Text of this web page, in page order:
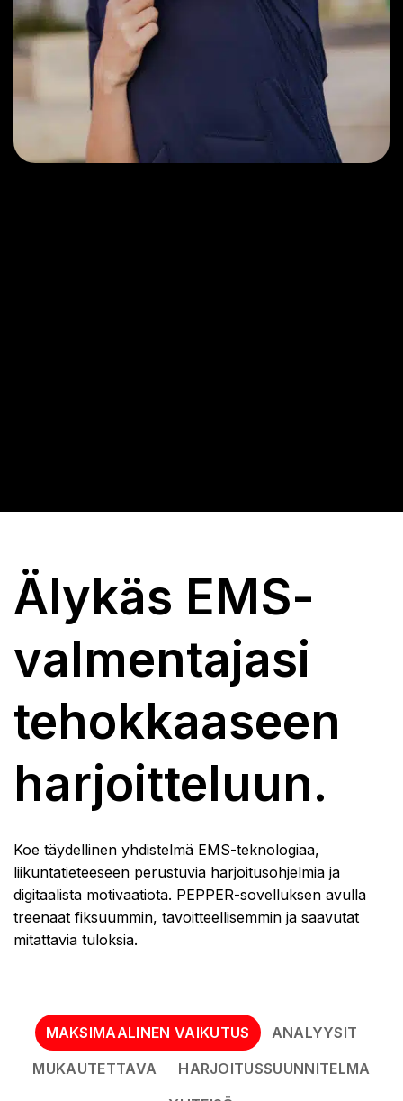
Älykäs EMS-
valmentajasi
tehokkaaseen
harjoitteluun.
Koe täydellinen yhdistelmä EMS-teknologiaa,
liikuntatieteeseen perustuvia harjoitusohjelmia ja
digitaalista motivaatiota. PEPPER-sovelluksen avulla
treenaat fiksuummin, tavoitteellisemmin ja saavutat
mitattavia tuloksia.
MAKSIMAALINEN VAIKUTUS
ANALYYSIT
MUKAUTETTAVA
HARJOITUSSUUNNITELMA